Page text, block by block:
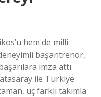
hem de milli
başantrenör,
imza attı.
ile Türkiye
üç farklı takımla